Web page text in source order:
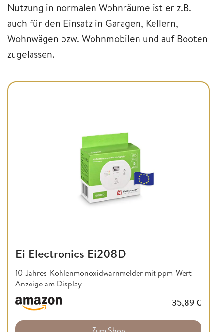
Nutzung in normalen Wohnräume ist er z.B.
auch für den Einsatz in Garagen, Kellern,
Wohnwägen bzw. Wohnmobilen und auf Booten
zugelassen.
Ei Electronics Ei208D
10-Jahres-Kohlenmonoxidwarnmelder mit ppm-Wert-
Anzeige am Display
35,89€